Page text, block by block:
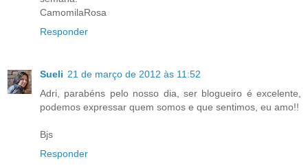
CamomilaRosa
Responder
Sueli 21 de março de 2012 às 11:52
Adri, parabéns pelo nosso dia, ser blogueiro é excelente,
podemos expressar quem somos e que sentimos, eu amo!!
Bjs
Responder